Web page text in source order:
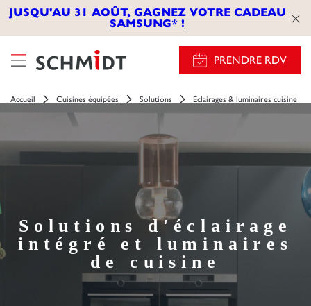
JUSQU'AU 31 AOÛT, GAGNEZ VOTRE CADEAU
SAMSUNG* !
PRENDRE RDV
Accueil Cuisines équipées Solutions Eclairages & luminaires cuisine
Solutions d'éclairage
intégré et luminaires
de cuisine